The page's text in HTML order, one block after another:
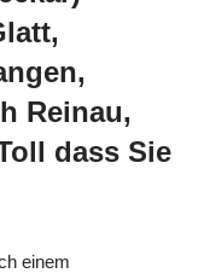
Reinau,
dass Sie
einem